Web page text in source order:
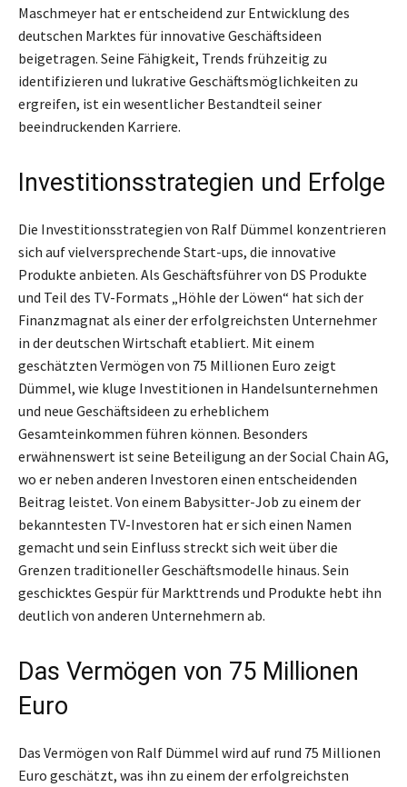
Maschmeyer hat er entscheidend zur Entwicklung des
deutschen Marktes für innovative Geschäftsideen
beigetragen. Seine Fähigkeit, Trends frühzeitig zu
identifizieren und lukrative Geschäftsmöglichkeiten zu
ergreifen, ist ein wesentlicher Bestandteil seiner
beeindruckenden Karriere.
Investitionsstrategien und Erfolge
Die Investitionsstrategien von Ralf Dümmel konzentrieren
sich auf vielversprechende Start-ups, die innovative
Produkte anbieten. Als Geschäftsführer von DS Produkte
und Teil des TV-Formats „Höhle der Löwen“ hat sich der
Finanzmagnat als einer der erfolgreichsten Unternehmer
in der deutschen Wirtschaft etabliert. Mit einem
geschätzten Vermögen von 75 Millionen Euro zeigt
Dümmel, wie kluge Investitionen in Handelsunternehmen
und neue Geschäftsideen zu erheblichem
Gesamteinkommen führen können. Besonders
erwähnenswert ist seine Beteiligung an der Social Chain AG,
wo er neben anderen Investoren einen entscheidenden
Beitrag leistet. Von einem Babysitter-Job zu einem der
bekanntesten TV-Investoren hat er sich einen Namen
gemacht und sein Einfluss streckt sich weit über die
Grenzen traditioneller Geschäftsmodelle hinaus. Sein
geschicktes Gespür für Markttrends und Produkte hebt ihn
deutlich von anderen Unternehmern ab.
Das Vermögen von 75 Millionen
Euro
Das Vermögen von Ralf Dümmel wird auf rund 75 Millionen
Euro geschätzt, was ihn zu einem der erfolgreichsten